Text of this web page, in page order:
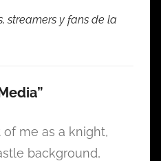
streamers y fans de la
of me as a knight,
background,